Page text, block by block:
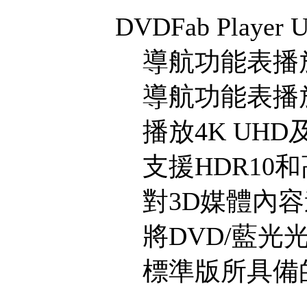
DVDFab Player
導航功能表播
導航功能表播
播放4K UHD
支援HDR10和
對3D媒體內容
將DVD/藍光
標準版所具備